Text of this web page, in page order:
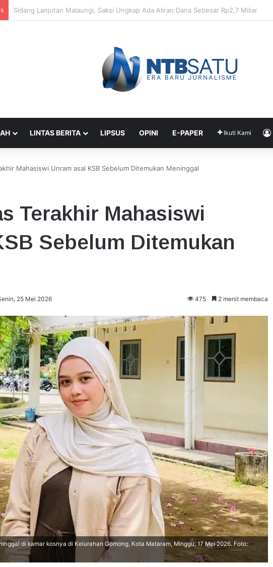
Beda Tempat Penahanan Didik dan Malaungi, Kejari Bima: Alasan Keamanan
LINTAS BERITA LIPSUS OPINI E-PAPER Ikuti Kami
Mahasiswi Unram asal KSB Sebelum Ditemukan Meninggal
Terakhir Mahasiswi
Sebelum Ditemukan
25 Mei 2026 475 2 menit membaca
di kamar kosnya di Kelurahan Gomong, Kota Mataram, Minggu, 17 Mei 2026. Foto: